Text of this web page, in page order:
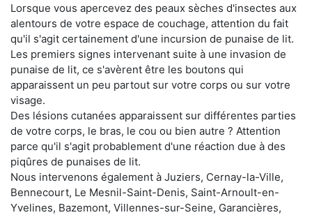
Lorsque vous apercevez des peaux sèches d'insectes aux
alentours de votre espace de couchage, attention du fait
qu'il s'agit certainement d'une incursion de punaise de lit.
Les premiers signes intervenant suite à une invasion de
punaise de lit, ce s'avèrent être les boutons qui
apparaissent un peu partout sur votre corps ou sur votre
visage.
Des lésions cutanées apparaissent sur différentes parties
de votre corps, le bras, le cou ou bien autre ? Attention
parce qu'il s'agit probablement d'une réaction due à des
piqûres de punaises de lit.
Nous intervenons également à Juziers, Cernay-la-Ville,
Bennecourt, Le Mesnil-Saint-Denis, Saint-Arnoult-en-
Yvelines, Bazemont, Villennes-sur-Seine, Garancières,